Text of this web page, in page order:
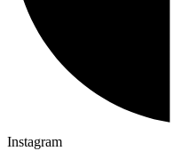
Instagram